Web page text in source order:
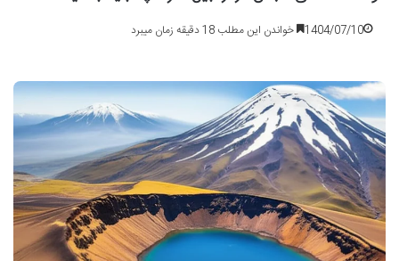
1404/07/10 خواندن این مطلب 18 دقیقه زمان میبرد